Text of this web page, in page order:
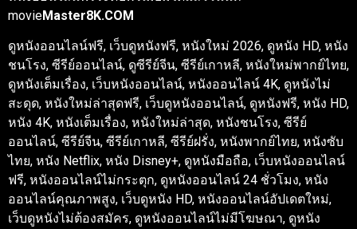
movieMaster8K.COM
ดูหนังออนไลน์ฟรี, เว็บดูหนังฟรี, หนังใหม่ 2026, ดูหนัง HD, หนัง
ชนโรง, ซีรีย์ออนไลน์, ดูซีรีย์จีน, ซีรีย์เกาหลี, หนังใหม่พากย์ไทย,
ดูหนังเต็มเรื่อง, เว็บหนังออนไลน์, หนังออนไลน์ 4K, ดูหนังไม่
สะดุด, หนังใหม่ล่าสุดฟรี, เว็บดูหนังออนไลน์, ดูหนังฟรี, หนัง HD,
หนัง 4K, หนังเต็มเรื่อง, หนังใหม่ล่าสุด, หนังชนโรง, ซีรีย์
ออนไลน์, ซีรีย์จีน, ซีรีย์เกาหลี, ซีรีย์ฝรั่ง, หนังพากย์ไทย, หนังซับ
ไทย, หนัง Netflix, หนัง Disney+, ดูหนังมือถือ, เว็บหนังออนไลน์
ฟรี, หนังออนไลน์ไม่กระตุก, ดูหนังออนไลน์ 24 ชั่วโมง, หนัง
ออนไลน์คุณภาพสูง, เว็บดูหนัง HD, หนังออนไลน์อัปเดตใหม่,
เว็บดูหนังไม่ต้องสมัคร, ดูหนังออนไลน์ไม่มีโฆษณา, ดูหนัง